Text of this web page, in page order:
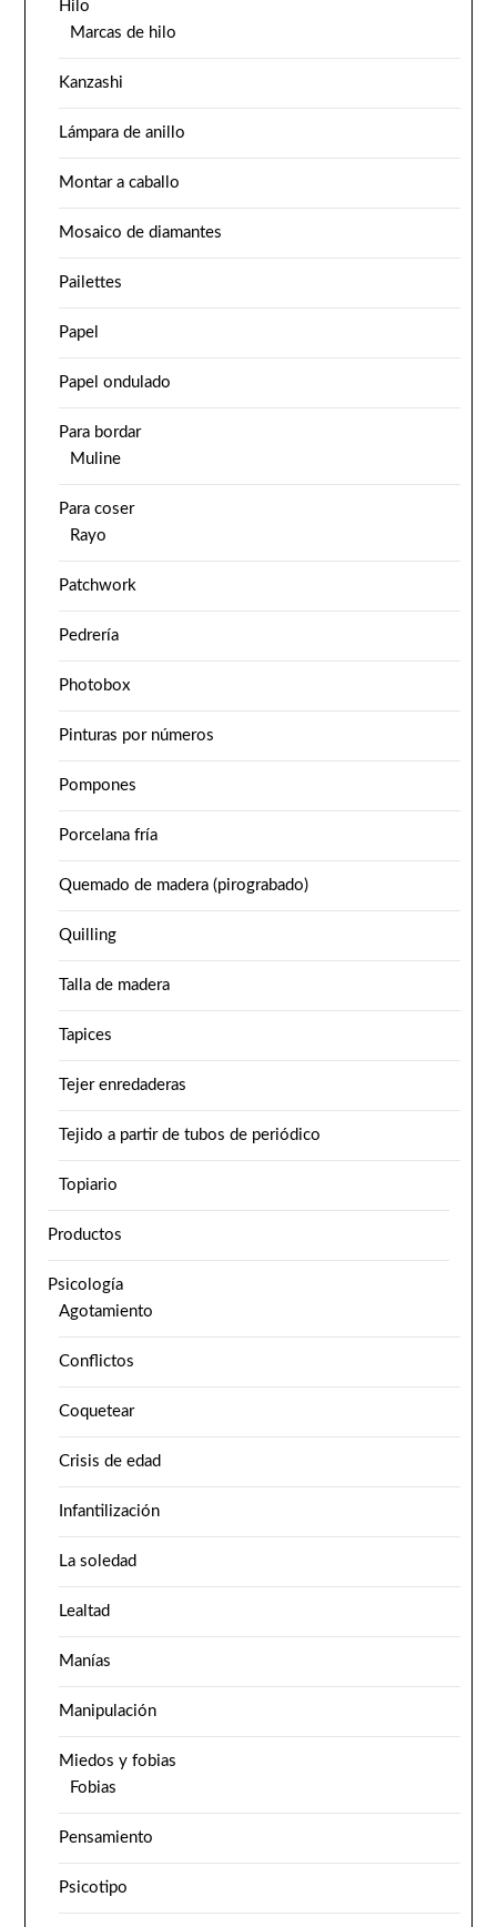
Hilo
Marcas de hilo
Kanzashi
Lámpara de anillo
Montar a caballo
Mosaico de diamantes
Pailettes
Papel
Papel ondulado
Para bordar
Muline
Para coser
Rayo
Patchwork
Pedrería
Photobox
Pinturas por números
Pompones
Porcelana fría
Quemado de madera (pirograbado)
Quilling
Talla de madera
Tapices
Tejer enredaderas
Tejido a partir de tubos de periódico
Topiario
Productos
Psicología
Agotamiento
Conflictos
Coquetear
Crisis de edad
Infantilización
La soledad
Lealtad
Manías
Manipulación
Miedos y fobias
Fobias
Pensamiento
Psicotipo